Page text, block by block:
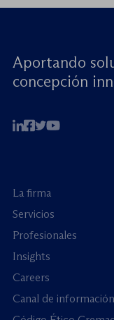
Aportando
concepción
La firma
Servicios
Profesionales
Insights
Careers
Canal de